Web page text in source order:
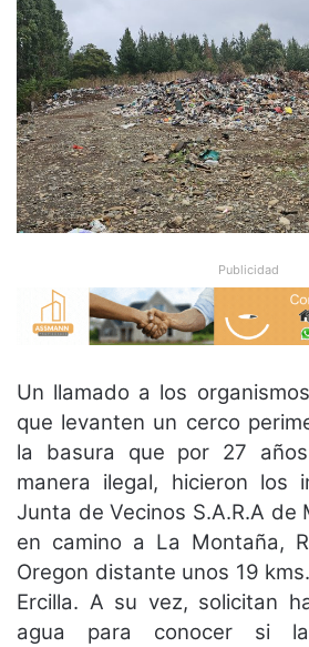
Publicidad
Un llamado a los
que levanten un cerco
la basura que por 27
manera ilegal, hicieron los
Junta de Vecinos S.A.R.A de
en camino a La Montaña,
Oregon distante unos 19
Ercilla. A su vez, solicitan
agua para conocer si